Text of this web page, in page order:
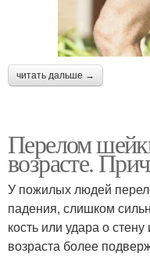
читать дальше →
Перелом
возрасте.
У пожилых людей
падения, слишком
кость или удара о
возраста более